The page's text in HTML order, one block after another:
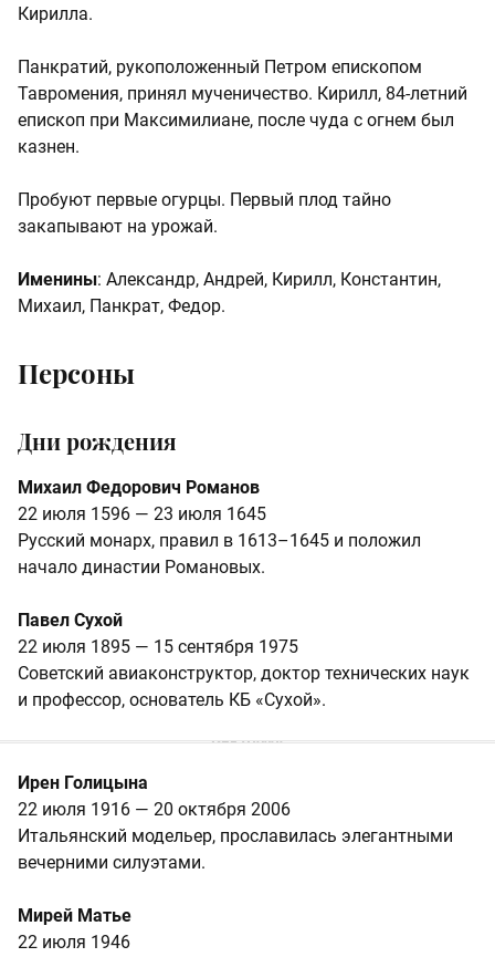
Кирилла.
Панкратий, рукоположенный Петром епископом
Тавромения, принял мученичество. Кирилл, 84-летний
епископ при Максимилиане, после чуда с огнем был
казнен.
Пробуют первые огурцы. Первый плод тайно
закапывают на урожай.
Именины: Александр, Андрей, Кирилл, Константин,
Михаил, Панкрат, Федор.
Персоны
Дни рождения
Михаил Федорович Романов
22 июля 1596 — 23 июля 1645
Русский монарх, правил в 1613–1645 и положил
начало династии Романовых.
Павел Сухой
22 июля 1895 — 15 сентября 1975
Советский авиаконструктор, доктор технических наук
и профессор, основатель КБ «Сухой».
Ирен Голицына
22 июля 1916 — 20 октября 2006
Итальянский модельер, прославилась элегантными
вечерними силуэтами.
Мирей Матье
22 июля 1946